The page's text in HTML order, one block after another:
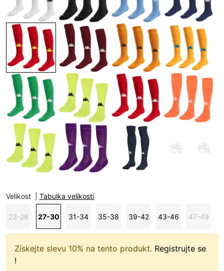
Velikost Tabulka velikostí
23-26 27-30 31-34 35-38 39-42 43-46 47-49
Získejte slevu 10% na tento produkt. Registrujte se
!